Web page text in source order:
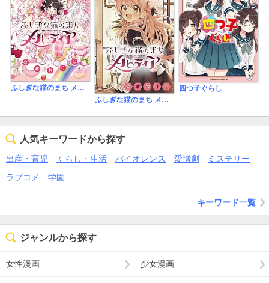
ふしぎな猫のまち メルティア
ふしぎな猫のまち メルティア【マイクロ】
四つ子ぐらし
人気キーワードから探す
出産・育児 くらし・生活 バイオレンス 愛憎劇
ミステリー
ラブコメ
学園
キーワード一覧
ジャンルから探す
女性漫画 少女漫画